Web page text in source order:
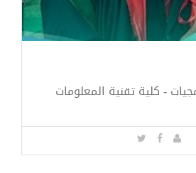
- كلية تقنية المعلومات